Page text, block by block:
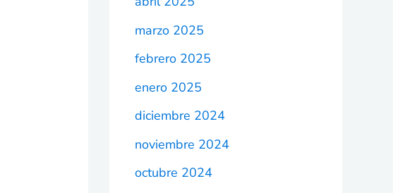
marzo 2025
febrero 2025
enero 2025
diciembre 2024
noviembre 2024
octubre 2024